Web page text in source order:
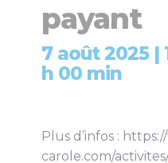
payant
7 août 2025 |
h 00 min
Plus d’infos :
carole.com/